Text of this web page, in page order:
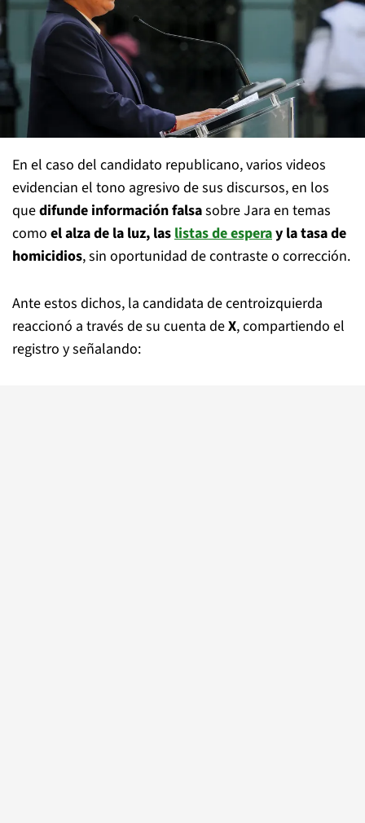
En el caso del candidato republicano, varios videos
evidencian el tono agresivo de sus discursos, en los
quedifunde información falsasobre Jara en temas
como el alza de la luz, las listas de esperay la tasa de
homicidios, sin oportunidad de contraste o corrección.
Ante estos dichos, la candidata de centroizquierda
reaccionó a través de su cuenta deX, compartiendo el
registro y señalando: